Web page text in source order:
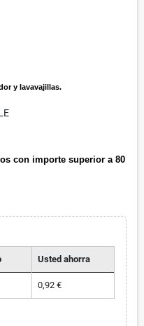
y lavavajillas.
con importe superior a 80
Usted ahorra
0,92 €